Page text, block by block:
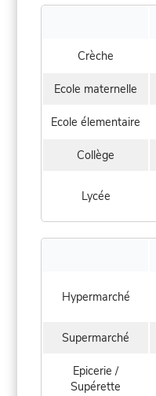
Crèche
Ecole maternelle
Ecole élementaire
Collège
Lycée
Hypermarché
Supermarché
Epicerie /
Supérette